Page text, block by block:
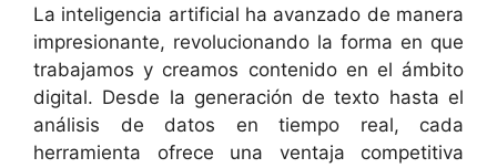
La inteligencia artificial ha avanzado de manera
impresionante, revolucionando la forma en que
trabajamos y creamos contenido en el ámbito
digital. Desde la generación de texto hasta el
análisis de datos en tiempo real, cada
herramienta ofrece una ventaja competitiva